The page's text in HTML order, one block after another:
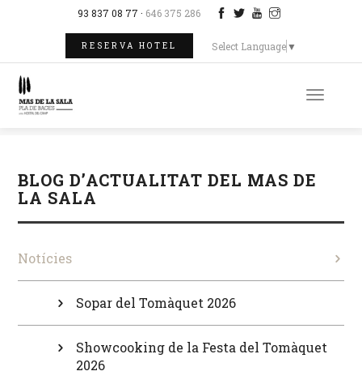
93 837 08 77 · 646 375 286
RESERVA HOTEL Select Language▼
Toggle
BLOG D’ACTUALITAT DEL MAS DE
LA SALA
Notícies
Sopar del Tomàquet 2026
Showcooking de la Festa del Tomàquet
2026